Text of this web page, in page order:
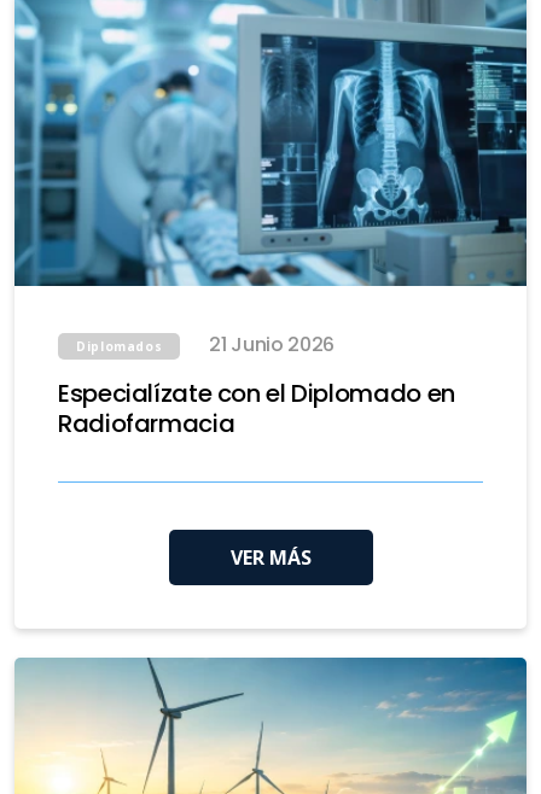
Diplomados 21 Junio 2026
Especialízate con el Diplomado en
Radiofarmacia
VER MÁS